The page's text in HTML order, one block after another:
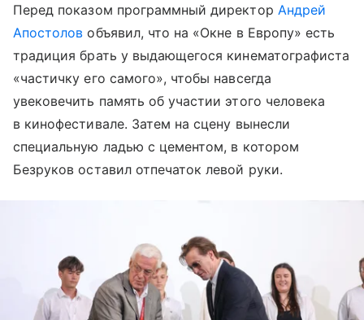
Перед показом программный директор Андрей
Апостолов объявил, что на «Окне в Европу» есть
традиция брать у выдающегося кинематографиста
«частичку его самого», чтобы навсегда
увековечить память об участии этого человека
в кинофестивале. Затем на сцену вынесли
специальную ладью с цементом, в котором
Безруков оставил отпечаток левой руки.